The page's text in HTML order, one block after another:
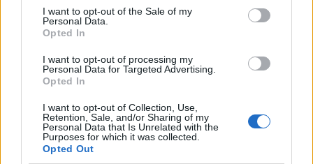
consent section.
I want to opt-out of the Sale of my
Personal Data.
Opted In
I want to opt-out of processing my
Personal Data for Targeted Advertising.
Opted In
I want to opt-out of Collection, Use,
Retention, Sale, and/or Sharing of my
Personal Data that Is Unrelated with the
Purposes for which it was collected.
Opted Out
Media
ΑΡΗΣ ΠΟΡΤΟΣΑΛΤΕ
Share:
ενημερωθείτε πρώτοι για όλη την ειδησεογραφία και τα
τελευταία νέατης ημέρας